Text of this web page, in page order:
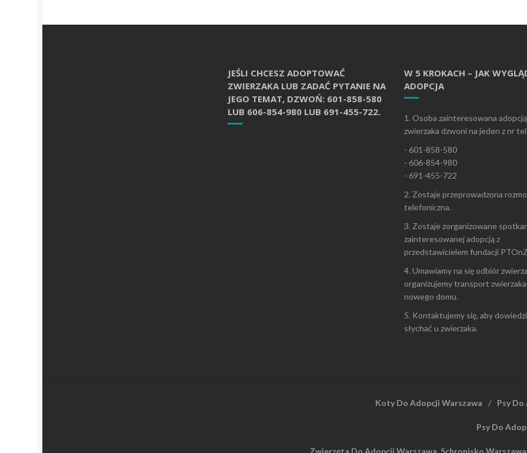
JEŚLI CHCESZ ADOPTOWAĆ
ZWIERZAKA LUB ZADAĆ PYTANIE NA
JEGO TEMAT, DZWOŃ: 601-858-580
LUB 606-854-980 LUB 691-455-722.
W 5 KROKACH – JAK
ADOPCJA
1. Osoba zainteresowana adopcją
zwierzaka dzwoni na jeden z nr
- 601-858-580
- 606-854-980
- 691-455-722
2. Zostaje przeprowadzona
telefoniczna.
3. Zostaje zorganizowane
zainteresowanej adopcją z
przedstawicielem fundacji
4. Umawiamy na się odbiór
organizujemy transport
nowego domu.
5. Kontaktujemy się, aby
słychać u zwierzaka.
Koty Do Adopcji Warszawa Psy
Psy Do